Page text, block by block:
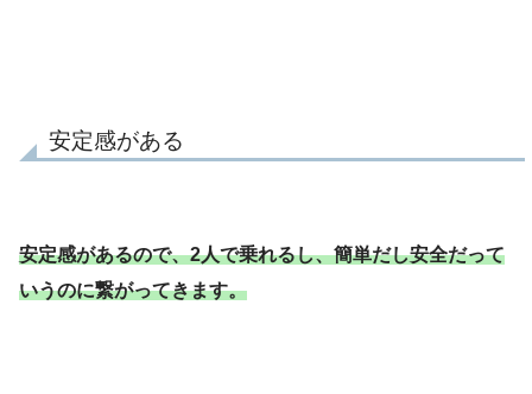
安定感がある
安定感があるので、2人で乗れるし、簡単だし安全だって
いうのに繋がってきます。